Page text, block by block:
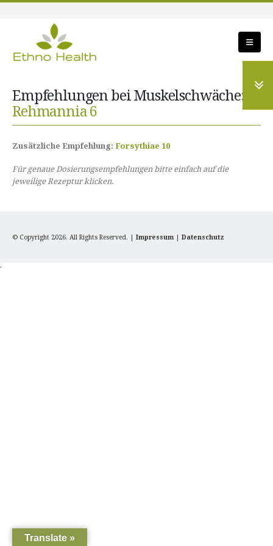
Empfehlungen bei Muskelschwäche:
Rehmannia 6
Zusätzliche Empfehlung: Forsythiae 10
Für genaue Dosierungsempfehlungen bitte einfach auf die
jeweilige Rezeptur klicken.
© Copyright 2026. All Rights Reserved. | Impressum | Datenschutz
'
Translate »